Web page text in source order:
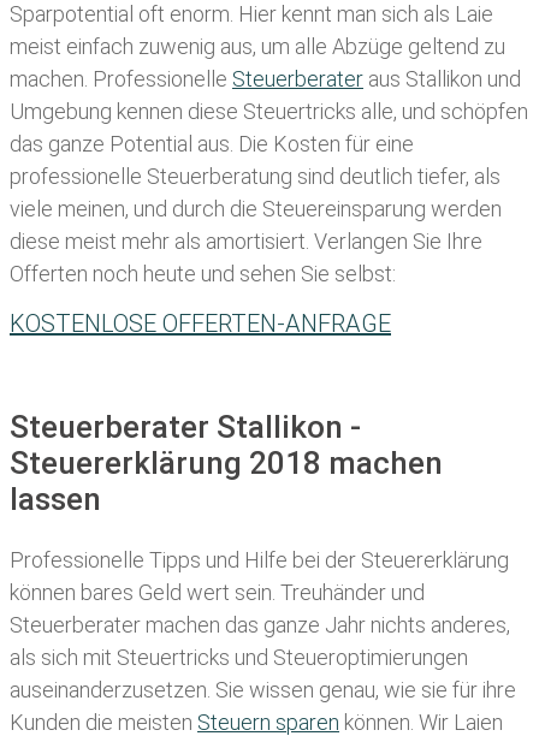
Sparpotential oft enorm. Hier kennt man sich als Laie
meist einfach zuwenig aus, um alle Abzüge geltend zu
machen. Professionelle Steuerberater aus Stallikon und
Umgebung kennen diese Steuertricks alle, und schöpfen
das ganze Potential aus. Die Kosten für eine
professionelle Steuerberatung sind deutlich tiefer, als
viele meinen, und durch die Steuereinsparung werden
diese meist mehr als amortisiert. Verlangen Sie Ihre
Offerten noch heute und sehen Sie selbst:
KOSTENLOSE OFFERTEN-ANFRAGE
Steuerberater Stallikon -
Steuererklärung 2018 machen
lassen
Professionelle Tipps und Hilfe bei der Steuererklärung
können bares Geld wert sein. Treuhänder und
Steuerberater machen das ganze Jahr nichts anderes,
als sich mit Steuertricks und Steueroptimierungen
auseinanderzusetzen. Sie wissen genau, wie sie für ihre
Kunden die meisten Steuern sparen können. Wir Laien